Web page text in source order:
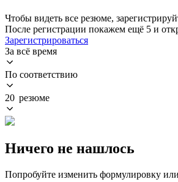
Чтобы видеть все резюме,
После регистрации покажем ещё 5 и
Зарегистрироваться
За всё время
По соответствию
20 резюме
Ничего не нашлось
Попробуйте изменить формулировку